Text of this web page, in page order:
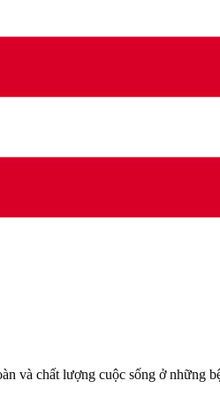
và chất lượng cuộc sống ở những